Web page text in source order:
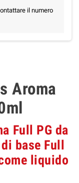
il numero
Aroma
Full PG da
base Full
liquido